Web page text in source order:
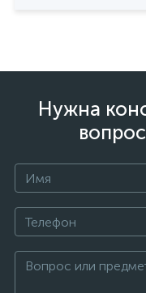
Нужна